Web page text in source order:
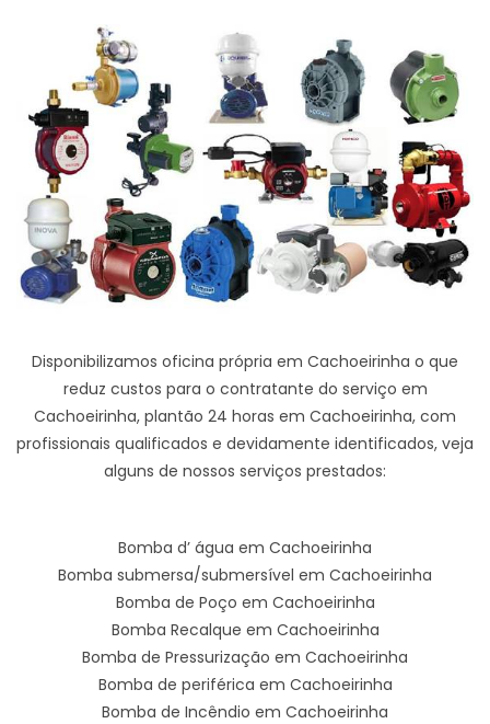
Disponibilizamos oficina própria em Cachoeirinha o que
reduz custos para o contratante do serviço em
Cachoeirinha, plantão 24 horas em Cachoeirinha, com
profissionais qualificados e devidamente identificados, veja
alguns de nossos serviços prestados:
Bomba d’ água em Cachoeirinha
Bomba submersa/submersível em Cachoeirinha
Bomba de Poço em Cachoeirinha
Bomba Recalque em Cachoeirinha
Bomba de Pressurização em Cachoeirinha
Bomba de periférica em Cachoeirinha
Bomba de Incêndio em Cachoeirinha